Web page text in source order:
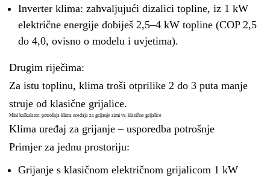
Inverter klima: zahvaljujući dizalici topline, iz 1 kW
električne energije dobiješ 2,5–4 kW topline (COP 2,5
do 4,0, ovisno o modelu i uvjetima).
Drugim riječima:
Za istu toplinu, klima troši otprilike 2 do 3 puta manje
struje od klasične grijalice.
Mini kalkulator: potrošnja klima uređaja za grijanje zimi vs. klasične grijalice
Klima uređaj za grijanje – usporedba potrošnje
Primjer za jednu prostoriju:
Grijanje s klasičnom električnom grijalicom 1 kW